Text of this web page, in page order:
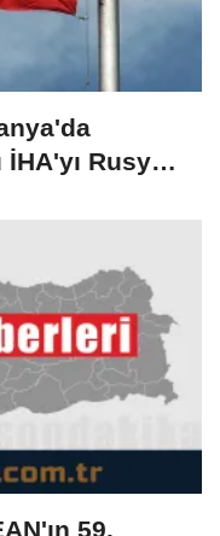
Rusya
59.